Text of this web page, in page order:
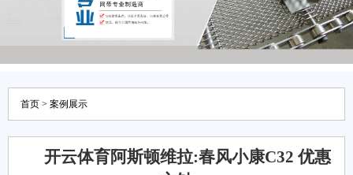
首页 > 案例展示
开云体育阿斯顿维拉:春风小康C32 优惠